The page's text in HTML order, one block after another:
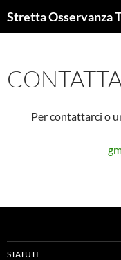
alStretta Osservanza
Per contattarci o
STATUTI